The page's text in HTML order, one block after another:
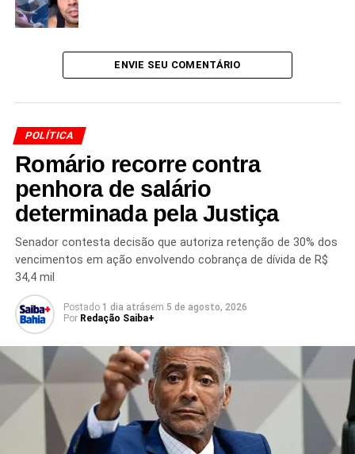
Redação Saiba+
TÓPICOS RELACIONADOS
ALEXANDRE DE MORAES
FLÁVIO BOLSONARO
INQUÉRITO
INVESTIGAÇÃO
JUSTIÇA
LULA NOTÍCIAS POLÍTICAS
PGR
POLÍCIA FEDERAL
PROCESSO NO STF
SENADOR FLÁVIO BOLSONARO
SUPREMO TRIBUNAL FEDERAL
Moraes arquiva inquéritos de deputados do PL
NÃO PERCA
Lula lança Desenrola Adimplentes
ENVIE SEU COMENTÁRIO
POLÍTICA
Romário recorre contra
penhora de salário
determinada pela Justiça
Senador contesta decisão que autoriza retenção de 30% dos
vencimentos em ação envolvendo cobrança de dívida de R$
34,4 mil
Postado 1 dia atrásem 5 de agosto, 2026
Por Redação Saiba+